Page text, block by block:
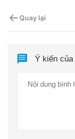
Quay lại
Ý kiến của